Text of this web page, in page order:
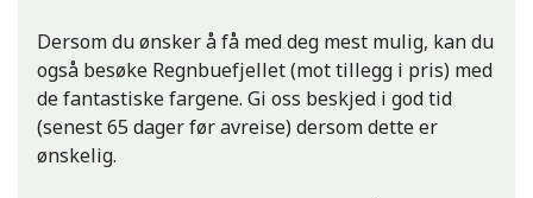
Dersom du ønsker å få med deg mest mulig, kan du
også besøke Regnbuefjellet (mot tillegg i pris) med
de fantastiske fargene. Gi oss beskjed i god tid
(senest 65 dager før avreise) dersom dette er
ønskelig.